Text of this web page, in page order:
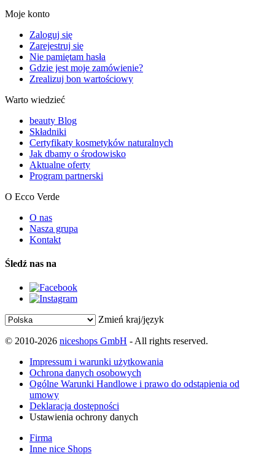
Moje konto
Zaloguj się
Zarejestruj się
Nie pamiętam hasła
Gdzie jest moje zamówienie?
Zrealizuj bon wartościowy
Warto wiedzieć
beauty Blog
Składniki
Certyfikaty kosmetyków naturalnych
Jak dbamy o środowisko
Aktualne oferty
Program partnerski
O Ecco Verde
O nas
Nasza grupa
Kontakt
Śledź nas na
Zmień kraj/język
© 2010-2026 niceshops GmbH - All rights reserved.
Impressum i warunki użytkowania
Ochrona danych osobowych
Ogólne Warunki Handlowe i prawo do odstąpienia od
umowy
Deklaracja dostępności
Ustawienia ochrony danych
Firma
Inne nice Shops